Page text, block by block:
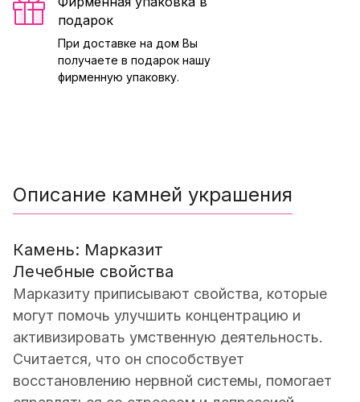
подарок
При доставке на дом Вы
получаете в подарок нашу
фирменную упаковку.
Описание камней украшения
Камень: Марказит
Лечебные свойства
Марказиту приписывают свойства, которые
могут помочь улучшить концентрацию и
активизировать умственную деятельность.
Считается, что он способствует
восстановлению нервной системы, помогает